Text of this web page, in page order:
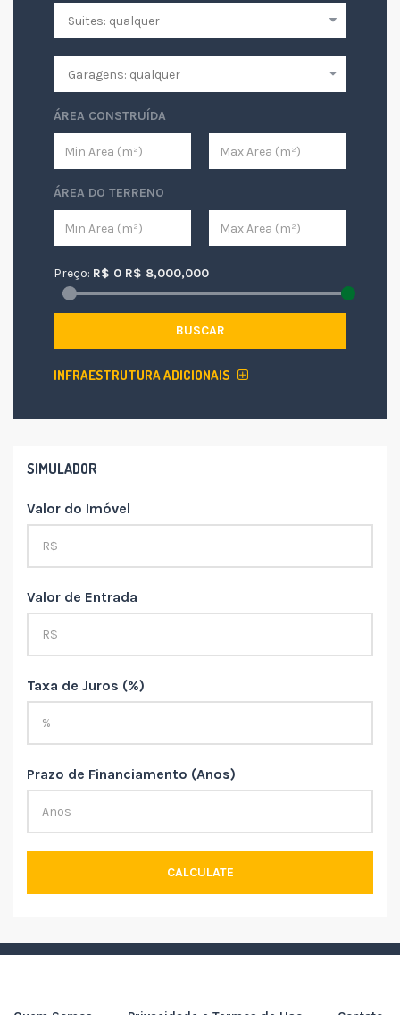
ÁREA CONSTRUÍDA
ÁREA DO TERRENO
Preço: R$ 0 R$ 8,000,000
BUSCAR
INFRAESTRUTURA ADICIONAIS
SIMULADOR
Valor do Imóvel
Valor de Entrada
Taxa de Juros (%)
Prazo de Financiamento (Anos)
CALCULATE